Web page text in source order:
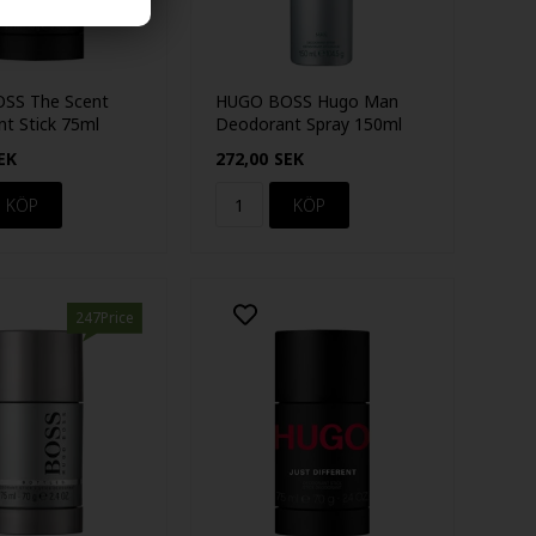
The Scent
Stick 75ml
HUGO BOSS Hugo Man
Deodorant Spray 150ml
272,00 SEK
247Price